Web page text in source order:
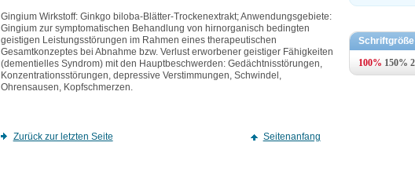
Gingium Wirkstoff: Ginkgo biloba-Blätter-Trockenextrakt; Anwendungsgebiete:
Gingium zur symptomatischen Behandlung von hirnorganisch bedingten
geistigen Leistungsstörungen im Rahmen eines therapeutischen
Gesamtkonzeptes bei Abnahme bzw. Verlust erworbener geistiger Fähigkeiten
(dementielles Syndrom) mit den Hauptbeschwerden: Gedächtnisstörungen,
Konzentrationsstörungen, depressive Verstimmungen, Schwindel,
Ohrensausen, Kopfschmerzen.
Zurück zur letzten Seite Seitenanfang
Schriftgröße